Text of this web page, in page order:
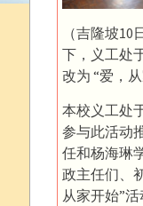
（吉隆坡
下，义工处
改为 “爱，
本校义工处
参与此活动
任和杨海琳
政主任们、
从家开始”